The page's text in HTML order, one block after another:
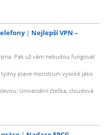
Nejlepší VPN –
Pak už vám nebudou fungovat
plave monstrum vysoké jako
Univerzální čtečka, cloudová